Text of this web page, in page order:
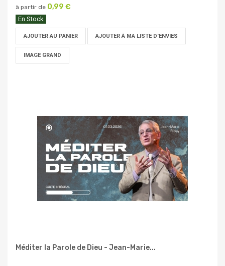
à partir de 0,99 €
En Stock
AJOUTER AU PANIER AJOUTER À MA LISTE D'ENVIES
IMAGE GRAND
Méditer la Parole de Dieu - Jean-Marie...